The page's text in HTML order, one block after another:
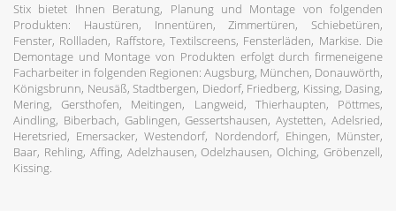
Stix bietet Ihnen Beratung, Planung und Montage von folgenden
Produkten: Haustüren, Innentüren, Zimmertüren, Schiebetüren,
Fenster, Rollladen, Raffstore, Textilscreens, Fensterläden, Markise. Die
Demontage und Montage von Produkten erfolgt durch firmeneigene
Facharbeiter in folgenden Regionen: Augsburg, München, Donauwörth,
Königsbrunn, Neusäß, Stadtbergen, Diedorf, Friedberg, Kissing, Dasing,
Mering, Gersthofen, Meitingen, Langweid, Thierhaupten, Pöttmes,
Aindling, Biberbach, Gablingen, Gessertshausen, Aystetten, Adelsried,
Heretsried, Emersacker, Westendorf, Nordendorf, Ehingen, Münster,
Baar, Rehling, Affing, Adelzhausen, Odelzhausen, Olching, Gröbenzell,
Kissing.